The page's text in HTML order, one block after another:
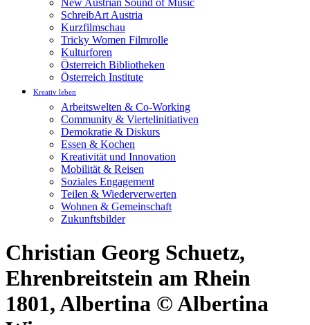
New Austrian Sound of Music
SchreibArt Austria
Kurzfilmschau
Tricky Women Filmrolle
Kulturforen
Österreich Bibliotheken
Österreich Institute
Kreativ leben
Arbeitswelten & Co-Working
Community & Viertelinitiativen
Demokratie & Diskurs
Essen & Kochen
Kreativität und Innovation
Mobilität & Reisen
Soziales Engagement
Teilen & Wiederverwerten
Wohnen & Gemeinschaft
Zukunftsbilder
Christian Georg Schuetz,
Ehrenbreitstein am Rhein
1801, Albertina © Albertina